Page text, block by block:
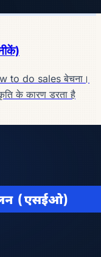
to do sales बेचना।
के कारण डरता है